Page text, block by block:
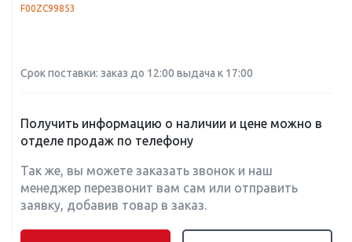
F00ZC99853
Срок поставки: заказ до 12:00 выдача к 17:00
Получить информацию о наличии и цене можно в
отделе продаж по телефону
Так же, вы можете заказать звонок и наш
менеджер перезвонит вам сам или отправить
заявку, добавив товар в заказ.